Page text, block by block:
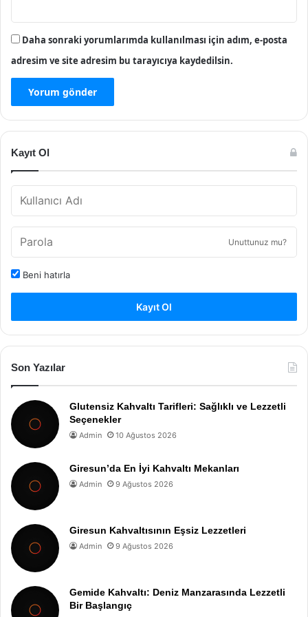
Daha sonraki yorumlarımda kullanılması için adım, e-posta
adresim ve site adresim bu tarayıcıya kaydedilsin.
Kayıt Ol
Unuttunuz mu?
Beni hatırla
Kayıt Ol
Son Yazılar
Glutensiz Kahvaltı Tarifleri: Sağlıklı ve Lezzetli
Seçenekler
Admin 10 Ağustos 2026
Giresun’da En İyi Kahvaltı Mekanları
Admin 9 Ağustos 2026
Giresun Kahvaltısının Eşsiz Lezzetleri
Admin 9 Ağustos 2026
Gemide Kahvaltı: Deniz Manzarasında Lezzetli
Bir Başlangıç